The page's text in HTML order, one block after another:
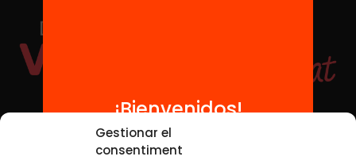
Gestionar el
consentiment
Redes sociales
¡Bienvenidos!